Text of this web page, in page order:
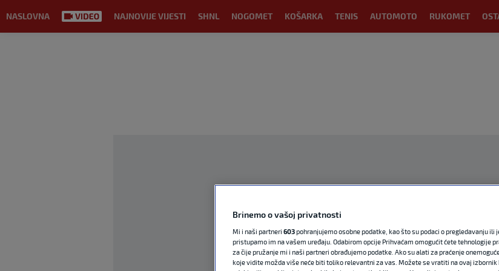
NASLOVNA NAJNOVIJE VIJESTI SHNL NOGOMET KOŠARKA TENIS AUTOMOTO RUKOMET
Brinemo o vašoj privatnosti
Mi i naši partneri 603pohranjujemo osobne podatke, kao što su podaci o pregledavanju
pristupamo im na vašem uređaju. Odabirom opcije Prihvaćam omogućit ćete tehnologije
za čije pružanje mi i naši partneri obrađujemo podatke. Ako su alati za praćenje
koje vidite možda više neće biti toliko relevantni za vas. Možete se vratiti na ovaj